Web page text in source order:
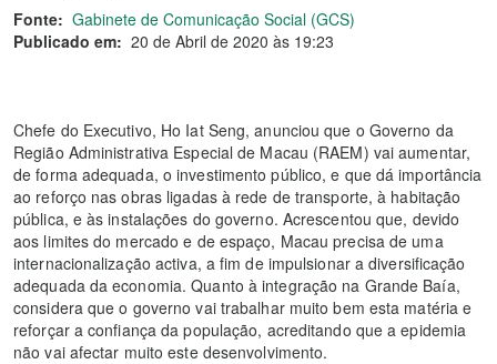
Fonte: Gabinete de Comunicação Social (GCS)
Publicado em: 20 de Abril de 2020 às 19:23
Chefe do Executivo, Ho Iat Seng, anunciou que o Governo da
Região Administrativa Especial de Macau (RAEM) vai aumentar,
de forma adequada, o investimento público, e que dá importância
ao reforço nas obras ligadas à rede de transporte, à habitação
pública, e às instalações do governo. Acrescentou que, devido
aos limites do mercado e de espaço, Macau precisa de uma
internacionalização activa, a fim de impulsionar a diversificação
adequada da economia. Quanto à integração na Grande Baía,
considera que o governo vai trabalhar muito bem esta matéria e
reforçar a confiança da população, acreditando que a epidemia
não vai afectar muito este desenvolvimento.